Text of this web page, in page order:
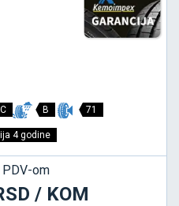
C B 71
4 godine
PDV-om
/ KOM